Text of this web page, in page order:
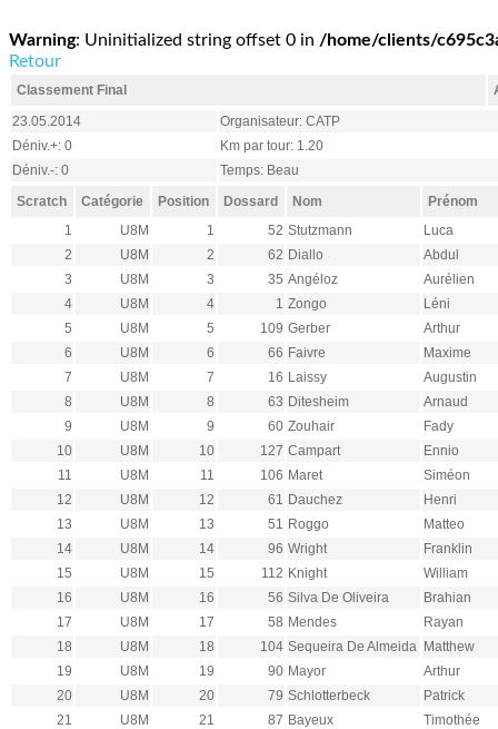
Warning: Uninitialized string offset 0 in /home/clients/
Retour
Classement Final
23.05.2014
Organisateur: CATP
Déniv.+: 0
Km par tour: 1.20
Déniv.-: 0
Temps: Beau
Scratch
Catégorie Position Dossard Nom
Prénom
1
U8M 1 52 Stutzmann
Luca
2
U8M 2 62 Diallo
Abdul
3
U8M 3 35 Angéloz
Aurélien
4
U8M 4 1 Zongo
Léni
5
U8M 5 109 Gerber
Arthur
6
U8M 6 66 Faivre
Maxime
7
U8M 7 16 Laissy
Augustin
8
U8M 8 63 Ditesheim
Arnaud
9
U8M 9 60 Zouhair
Fady
10
U8M 10 127 Campart
Ennio
11
U8M 11 106 Maret
Siméon
12
U8M 12 61 Dauchez
Henri
13
U8M 13 51 Roggo
Matteo
14
U8M 14 96 Wright
Franklin
15
U8M 15 112 Knight
William
16
U8M 16 56 Silva De Oliveira
Brahian
17
U8M 17 58 Mendes
Rayan
18
U8M 18 104 Sequeira De Almeida Matthew
19
U8M 19 90 Mayor
Arthur
20
U8M 20 79 Schlotterbeck
Patrick
21
U8M 21 87 Bayeux
Timothée